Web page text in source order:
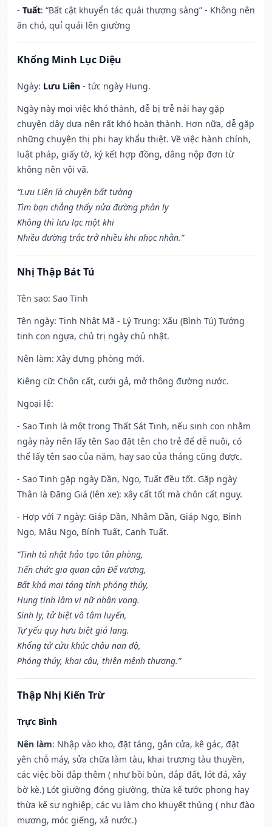
- Tuất: “Bất cật khuyển tác quái thượng sàng” - Không nên
ăn chó, quỉ quái lên giường
Khổng Minh Lục Diệu
Ngày: Lưu Liên - tức ngày Hung.
Ngày này mọi việc khó thành, dễ bị trễ nải hay gặp
chuyện dây dưa nên rất khó hoàn thành. Hơn nữa, dễ gặp
những chuyện thị phi hay khẩu thiệt. Về việc hành chính,
luật pháp, giấy tờ, ký kết hợp đồng, dâng nộp đơn từ
không nên vội vã.
“Lưu Liên là chuyện bất tường
Tìm bạn chẳng thấy nửa đường phân ly
Không thì lưu lạc một khi
Nhiều đường trắc trở nhiều khi nhọc nhằn.”
Nhị Thập Bát Tú
Tên sao: Sao Tinh
Tên ngày: Tinh Nhật Mã - Lý Trung: Xấu (Bình Tú) Tướng
tinh con ngựa, chủ trị ngày chủ nhật.
Nên làm: Xây dựng phòng mới.
Kiêng cữ: Chôn cất, cưới gả, mở thông đường nước.
Ngoại lệ:
- Sao Tinh là một trong Thất Sát Tinh, nếu sinh con nhằm
ngày này nên lấy tên Sao đặt tên cho trẻ để dễ nuôi, có
thể lấy tên sao của năm, hay sao của tháng cũng được.
- Sao Tinh gặp ngày Dần, Ngọ, Tuất đều tốt. Gặp ngày
Thân là Đăng Giá (lên xe): xây cất tốt mà chôn cất nguy.
- Hợp với 7 ngày: Giáp Dần, Nhâm Dần, Giáp Ngọ, Bính
Ngọ, Mậu Ngọ, Bính Tuất, Canh Tuất.
“Tinh tú nhật hảo tạo tân phòng,
Tiến chức gia quan cận Đế vương,
Bất khả mai táng tính phóng thủy,
Hung tinh lâm vị nữ nhân vong.
Sinh ly, tử biệt vô tâm luyến,
Tự yếu quy hưu biệt giá lang.
Khổng tử cửu khúc châu nan độ,
Phóng thủy, khai câu, thiên mệnh thương.”
Thập Nhị Kiến Trừ
Trực Bình
Nên làm: Nhập vào kho, đặt táng, gắn cửa, kê gác, đặt
yên chỗ máy, sửa chữa làm tàu, khai trương tàu thuyền,
các việc bồi đắp thêm ( như bồi bùn, đắp đất, lót đá, xây
bờ kè.) Lót giường đóng giường, thừa kế tước phong hay
thừa kế sự nghiệp, các vụ làm cho khuyết thủng ( như đào
mương, móc giếng, xả nước.)